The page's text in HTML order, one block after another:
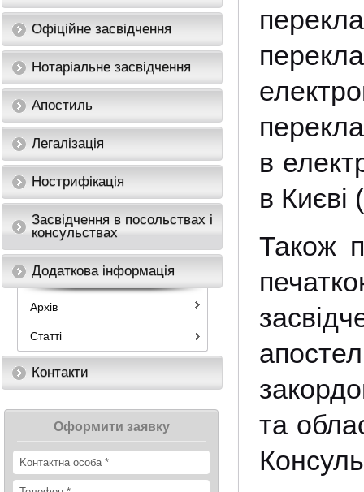
Офіційне засвідчення
Нотаріальне засвідчення
Апостиль
Легалізація
Нострифікація
Засвідчення в посольствах і
консульствах
Додаткова інформація
Архів
Статті
Контакти
Оформити заявку
в
в Києві
Також
та